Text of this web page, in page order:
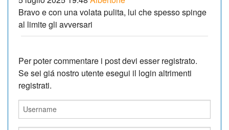
Bravo e con una volata pulita, lui che spesso spinge
al limite gli avversari
Per poter commentare i post devi esser registrato.
Se sei giá nostro utente esegui il login altrimenti
registrati.